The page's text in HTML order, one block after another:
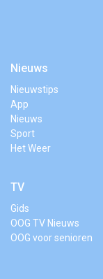
Nieuws
Nieuwstips
App
Nieuws
Sport
Het Weer
TV
Gids
OOG TV Nieuws
OOG voor senioren